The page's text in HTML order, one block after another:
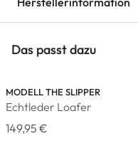
Das passt dazu
MODELL THE SLIPPER
Echtleder Loafer
149,95 €